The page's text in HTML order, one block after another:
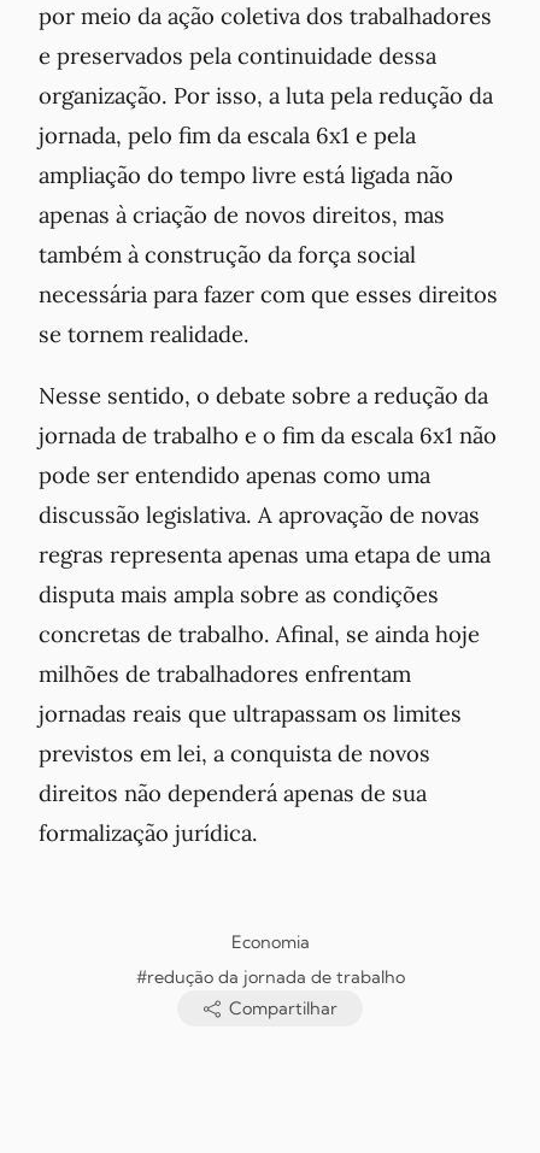
por meio da ação coletiva dos trabalhadores
e preservados pela continuidade dessa
organização. Por isso, a luta pela redução da
jornada, pelo fim da escala 6x1 e pela
ampliação do tempo livre está ligada não
apenas à criação de novos direitos, mas
também à construção da força social
necessária para fazer com que esses direitos
se tornem realidade.
Nesse sentido, o debate sobre a redução da
jornada de trabalho e o fim da escala 6x1 não
pode ser entendido apenas como uma
discussão legislativa. A aprovação de novas
regras representa apenas uma etapa de uma
disputa mais ampla sobre as condições
concretas de trabalho. Afinal, se ainda hoje
milhões de trabalhadores enfrentam
jornadas reais que ultrapassam os limites
previstos em lei, a conquista de novos
direitos não dependerá apenas de sua
formalização jurídica.
Economia
#redução da jornada de trabalho
Compartilhar